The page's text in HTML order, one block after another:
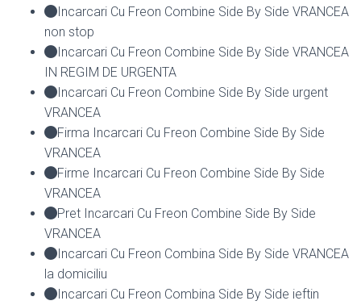
Incarcari Cu Freon Combine Side By Side VRANCEA
non stop
Incarcari Cu Freon Combine Side By Side VRANCEA
IN REGIM DE URGENTA
Incarcari Cu Freon Combine Side By Side urgent
VRANCEA
Firma Incarcari Cu Freon Combine Side By Side
VRANCEA
Firme Incarcari Cu Freon Combine Side By Side
VRANCEA
Pret Incarcari Cu Freon Combine Side By Side
VRANCEA
Incarcari Cu Freon Combina Side By Side VRANCEA
la domiciliu
Incarcari Cu Freon Combina Side By Side ieftin